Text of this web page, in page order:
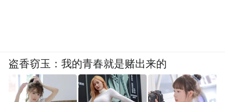
盗香窃玉：我的青春就是赌出来的